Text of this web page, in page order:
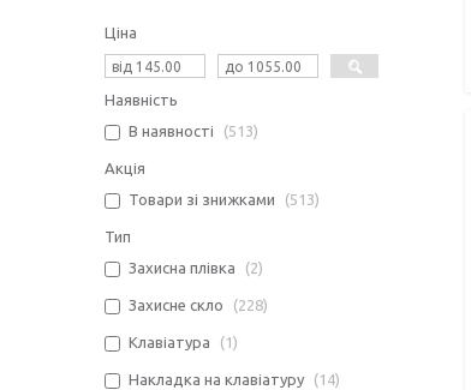
Ціна
Наявність
В наявності
513
Акція
Товари зі знижками
513
Тип
Захисна плівка
2
Захисне скло 228
Клавіатура 1
Накладка на клавіатуру 14